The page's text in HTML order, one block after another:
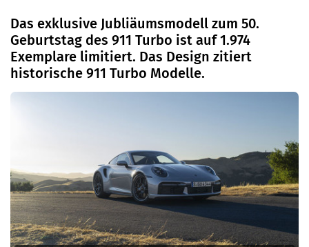
Das exklusive Jubliäumsmodell zum 50.
Geburtstag des 911 Turbo ist auf 1.974
Exemplare limitiert. Das Design zitiert
historische 911 Turbo Modelle.